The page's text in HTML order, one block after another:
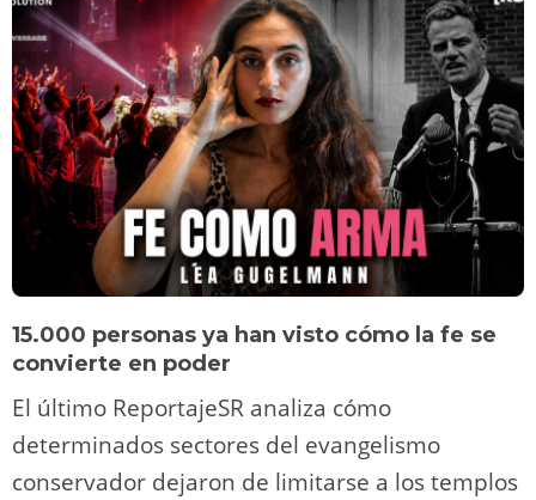
15.000 personas ya han visto cómo la fe se
convierte en poder
El último ReportajeSR analiza cómo
determinados sectores del evangelismo
conservador dejaron de limitarse a los templos